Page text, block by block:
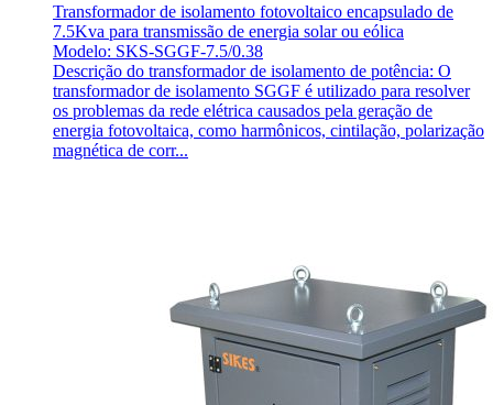
Transformador de isolamento fotovoltaico encapsulado de
7.5Kva para transmissão de energia solar ou eólica
Modelo: SKS-SGGF-7.5/0.38
Descrição do transformador de isolamento de potência: O
transformador de isolamento SGGF é utilizado para resolver
os problemas da rede elétrica causados pela geração de
energia fotovoltaica, como harmônicos, cintilação, polarização
magnética de corr...